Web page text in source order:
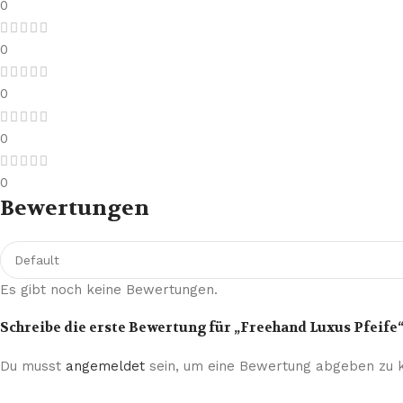
0
0
0
0
0
Bewertungen
Es gibt noch keine Bewertungen.
Schreibe die erste Bewertung für „Freehand Luxus Pfeife“
Du musst angemeldet sein, um eine Bewertung abgeben zu